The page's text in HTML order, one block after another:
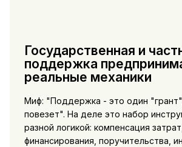
Государственная и
поддержка
реальные механики
Миф: "Поддержка - это один
повезет". На деле это набор
разной логикой: компенсация
финансирования, поручительства,